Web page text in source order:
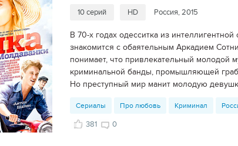
10 серий HD Россия, 2015
В 70-х годах одесситка из
знакомится с обаятельным Аркадием
понимает, что привлекательный молодой
криминальной банды, промышляющей
Но преступный мир манит молодую
Сериалы Про любовь Криминал
381 0